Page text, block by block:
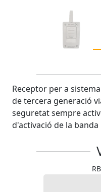
Receptor per a
de tercera generació
seguretat sempre
d'activació de la banda